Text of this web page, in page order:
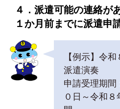
４．派遣可能の連絡が
１か月前までに派遣申
【例示】令
派遣演奏
申請受理期間
０日～令和